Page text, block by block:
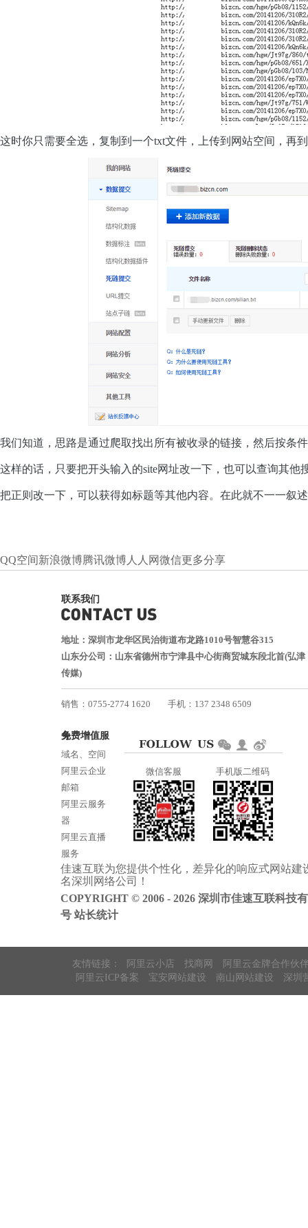
这时你只需要全选，复制到一个txt文件，上传到网站空间，再
我们知道，思路是通过爬取找出所有被收录的链接，然后按条
这样的话，只要把开头输入的site网址改一下，也可以查询其他
把正则改一下，可以获得如标题等其他内容。在此就不一一叙
QQ空间新浪微博腾讯微博 人人网微信更多分享
联系我们
地址：深圳市龙华区民治街道布龙路1010号智慧谷315
山东分公司：山东省德州市宁津县中心街商贸城东段北首(弘津
传媒)
销售：0755-2774 1620
手机：137 2348 6509
邮箱：services@jiasuweb.com
免费增值服务
域名、空间
阿里云企业
邮箱
阿里云服务
器
阿里云直播
服务
阿里云ICP备
案
微信客服 手机版二维码
佳速互联为您提供个性化，差异化的响应式网站建
名深圳网络公司
！
COPYRIGHT © 2006 - 2026 深圳市佳速互联科技
号 站长统计
友情链接： 阿里云小店 找商网
阿里云金牌合作伙
阿里云ICP备案
宝安网站建设 南山网站建设 深圳